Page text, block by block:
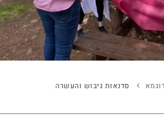
סדנאות גיבוש והעשרה